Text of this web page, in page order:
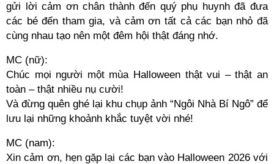
gửi lời cảm ơn chân thành đến quý phụ huynh đã đưa
các bé đến tham gia, và cảm ơn tất cả các bạn nhỏ đã
cùng nhau tạo nên một đêm hội thật đáng nhớ.
MC (nữ):
Chúc mọi người một mùa Halloween thật vui – thật an
toàn – thật nhiều nụ cười!
Và đừng quên ghé lại khu chụp ảnh “Ngôi Nhà Bí Ngô” để
lưu lại những khoảnh khắc tuyệt vời nhé!
MC (nam):
Xin cảm ơn, hẹn gặp lại các bạn vào Halloween 2026 với